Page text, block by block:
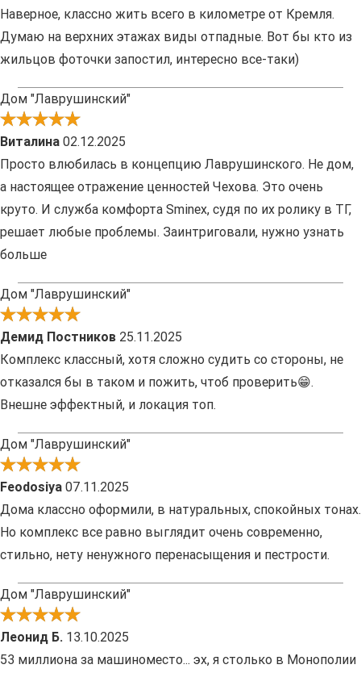
Наверное, классно жить всего в километре от Кремля.
Думаю на верхних этажах виды отпадные. Вот бы кто из
жильцов фоточки запостил, интересно все-таки)
Дом "Лаврушинский"
Виталина 02.12.2025
Просто влюбилась в концепцию Лаврушинского. Не дом,
а настоящее отражение ценностей Чехова. Это очень
круто. И служба комфорта Sminex, судя по их ролику в ТГ,
решает любые проблемы. Заинтриговали, нужно узнать
больше
Дом "Лаврушинский"
Демид Постников 25.11.2025
Комплекс классный, хотя сложно судить со стороны, не
отказался бы в таком и пожить, чтоб проверить😁.
Внешне эффектный, и локация топ.
Дом "Лаврушинский"
Feodosiya 07.11.2025
Дома классно оформили, в натуральных, спокойных тонах.
Но комплекс все равно выглядит очень современно,
стильно, нету ненужного перенасыщения и пестрости.
Дом "Лаврушинский"
Леонид Б. 13.10.2025
53 миллиона за машиноместо... эх, я столько в Монополии